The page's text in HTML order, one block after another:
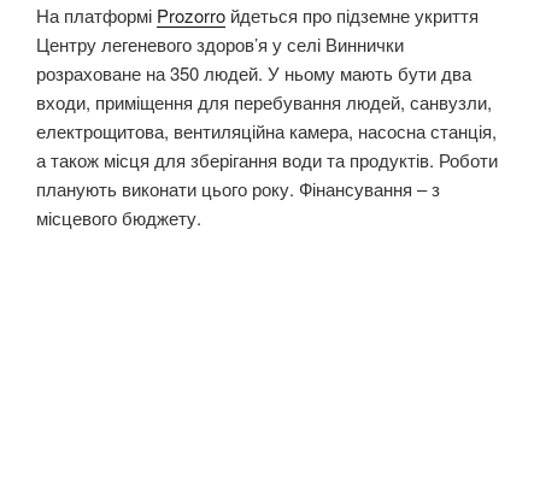
На платформі Prozorro йдеться про підземне укриття
Центру легеневого здоров’я у селі Виннички
розраховане на 350 людей. У ньому мають бути два
входи, приміщення для перебування людей, санвузли,
електрощитова, вентиляційна камера, насосна станція,
а також місця для зберігання води та продуктів. Роботи
планують виконати цього року. Фінансування – з
місцевого бюджету.